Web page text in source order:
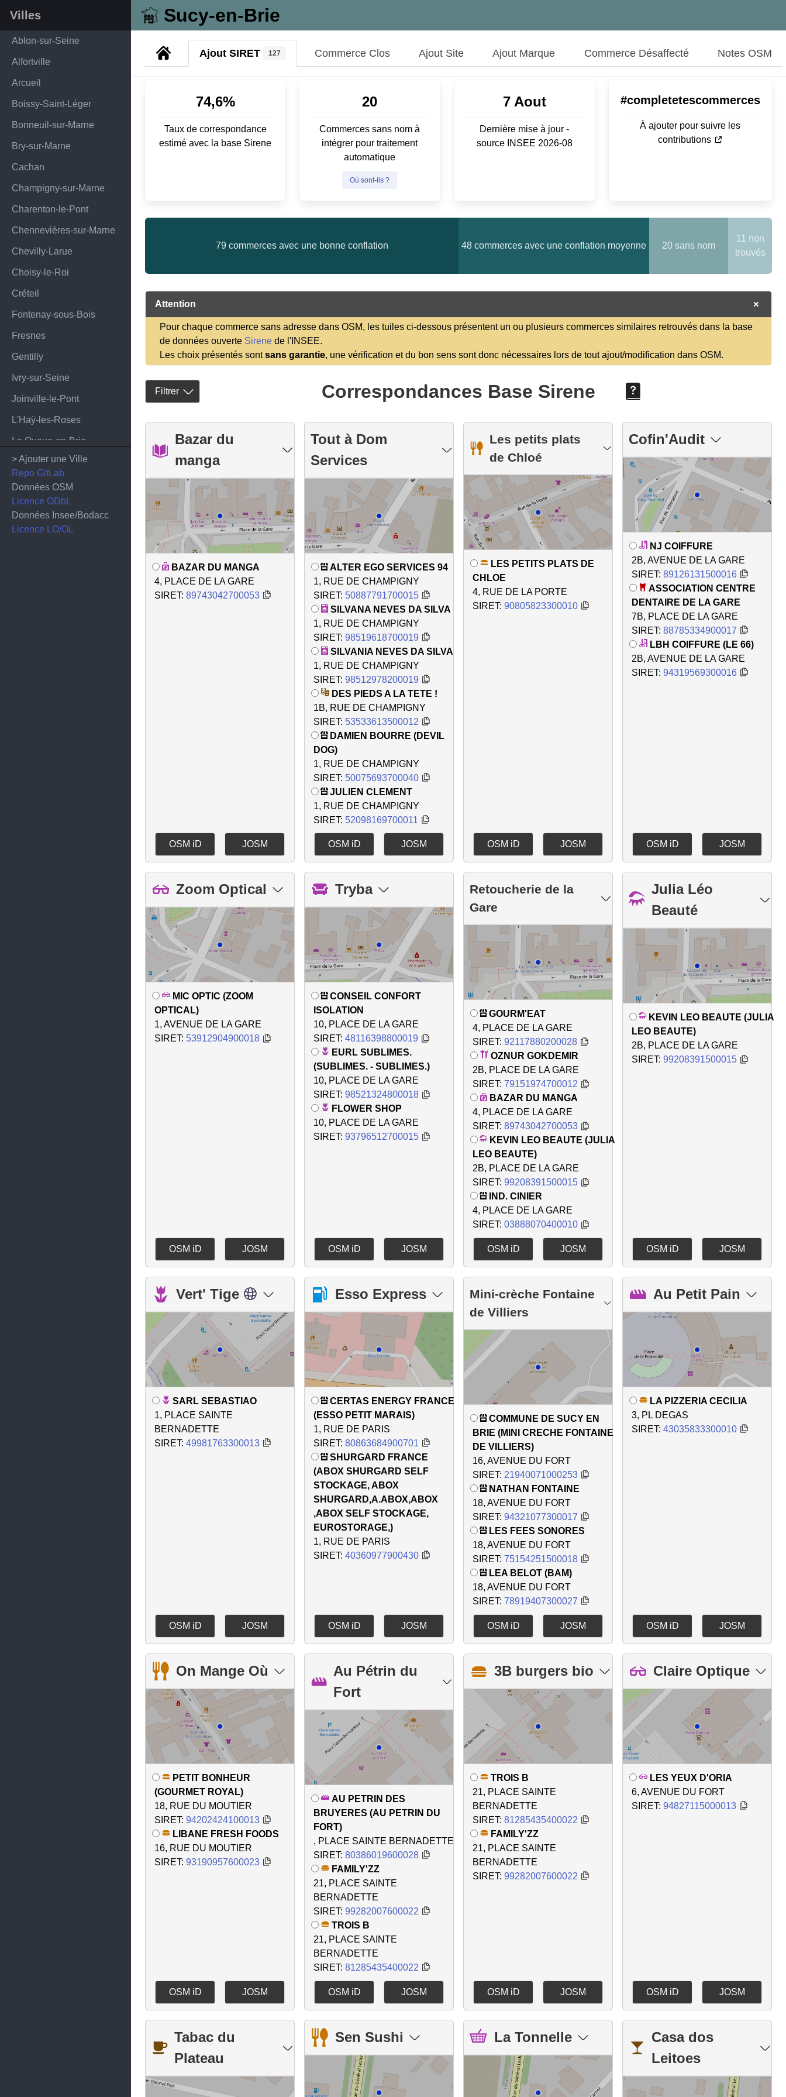
Sucy-en-Brie
Villes
Ablon-sur-Seine
Alfortville
Arcueil
Boissy-Saint-Léger
Bonneuil-sur-Marne
Bry-sur-Marne
Cachan
Champigny-sur-Marne
Charenton-le-Pont
Chennevières-sur-Marne
Chevilly-Larue
Choisy-le-Roi
Créteil
Fontenay-sous-Bois
Fresnes
Gentilly
Ivry-sur-Seine
Joinville-le-Pont
L'Haÿ-les-Roses
La Queue-en-Brie
Le Kremlin-Bicêtre
Le Perreux-sur-Marne
Le Plessis-Trévise
Limeil-Brévannes
> Ajouter une Ville
Repo GitLab
Données OSM
Licence ODbL
Données Insee/Bodacc
Licence LO/OL
Ajout SIRET 127 Commerce Clos Ajout Site Ajout Marque Commerce Désaffecté Notes OSM
74,6%
Taux de correspondance
estimé avec la base Sirene
20
Commerces sans nom à
intégrer pour traitement
automatique
Où sont-ils ?
7 Aout
Dernière mise à jour -
source INSEE 2026-08
#completetescommerces
À ajouter pour suivre les
contributions
79 commerces avec une bonne conflation 48 commerces avec une conflation moyenne 20 sans nom
11 non
trouvés
Attention
Pour chaque commerce sans adresse dans OSM, les tuiles ci-dessous présentent un ou plusieurs commerces similaires retrouvés dans la base
de données ouverte Sirene de l'INSEE.
Les choix présentés sontsans garantie, une vérification et du bon sens sont donc nécessaires lors de tout ajout/modification dans OSM.
Filtrer Correspondances Base Sirene
Bazar du
manga
BAZAR DU MANGA
4, PLACE DE LA GARE
SIRET: 89743042700053
OSM iD JOSM
Tout à Dom
Services
ALTER EGO SERVICES 94
1, RUE DE CHAMPIGNY
SIRET: 50887791700015
SILVANA NEVES DA SILVA
1, RUE DE CHAMPIGNY
SIRET: 98519618700019
SILVANIA NEVES DA SILVA
1, RUE DE CHAMPIGNY
SIRET: 98512978200019
DES PIEDS A LA TETE !
1B, RUE DE CHAMPIGNY
SIRET: 53533613500012
DAMIEN BOURRE (DEVIL
DOG)
1, RUE DE CHAMPIGNY
SIRET: 50075693700040
JULIEN CLEMENT
1, RUE DE CHAMPIGNY
SIRET: 52098169700011
OSM iD JOSM
Les petits plats
de Chloé
LES PETITS PLATS DE
CHLOE
4, RUE DE LA PORTE
SIRET: 90805823300010
OSM iD JOSM
Cofin'Audit
NJ COIFFURE
2B, AVENUE DE LA GARE
SIRET: 89126131500016
ASSOCIATION CENTRE
DENTAIRE DE LA GARE
7B, PLACE DE LA GARE
SIRET: 88785334900017
LBH COIFFURE (LE 66)
2B, AVENUE DE LA GARE
SIRET: 94319569300016
OSM iD JOSM
Zoom Optical
MIC OPTIC (ZOOM
OPTICAL)
1, AVENUE DE LA GARE
SIRET: 53912904900018
OSM iD JOSM
Tryba
CONSEIL CONFORT
ISOLATION
10, PLACE DE LA GARE
SIRET: 48116398800019
EURL SUBLIMES.
(SUBLIMES. - SUBLIMES.)
10, PLACE DE LA GARE
SIRET: 98521324800018
FLOWER SHOP
10, PLACE DE LA GARE
SIRET: 93796512700015
OSM iD JOSM
Retoucherie de la
Gare
GOURM'EAT
4, PLACE DE LA GARE
SIRET: 92117880200028
OZNUR GOKDEMIR
2B, PLACE DE LA GARE
SIRET: 79151974700012
BAZAR DU MANGA
4, PLACE DE LA GARE
SIRET: 89743042700053
KEVIN LEO BEAUTE (JULIA
LEO BEAUTE)
2B, PLACE DE LA GARE
SIRET: 99208391500015
IND. CINIER
4, PLACE DE LA GARE
SIRET: 03888070400010
OSM iD JOSM
Julia Léo
Beauté
KEVIN LEO BEAUTE (JULIA
LEO BEAUTE)
2B, PLACE DE LA GARE
SIRET: 99208391500015
OSM iD JOSM
Vert' Tige
SARL SEBASTIAO
1, PLACE SAINTE
BERNADETTE
SIRET: 49981763300013
OSM iD JOSM
Esso Express
CERTAS ENERGY FRANCE
(ESSO PETIT MARAIS)
1, RUE DE PARIS
SIRET: 80863684900701
SHURGARD FRANCE
(ABOX SHURGARD SELF
STOCKAGE, ABOX
SHURGARD,A.ABOX,ABOX
,ABOX SELF STOCKAGE,
EUROSTORAGE,)
1, RUE DE PARIS
SIRET: 40360977900430
OSM iD JOSM
Mini-crèche Fontaine
de Villiers
COMMUNE DE SUCY EN
BRIE (MINI CRECHE FONTAINE
DE VILLIERS)
16, AVENUE DU FORT
SIRET: 21940071000253
NATHAN FONTAINE
18, AVENUE DU FORT
SIRET: 94321077300017
LES FEES SONORES
18, AVENUE DU FORT
SIRET: 75154251500018
LEA BELOT (BAM)
18, AVENUE DU FORT
SIRET: 78919407300027
OSM iD JOSM
Au Petit Pain
LA PIZZERIA CECILIA
3, PL DEGAS
SIRET: 43035833300010
OSM iD JOSM
On Mange Où
PETIT BONHEUR
(GOURMET ROYAL)
18, RUE DU MOUTIER
SIRET: 94202424100013
LIBANE FRESH FOODS
16, RUE DU MOUTIER
SIRET: 93190957600023
OSM iD JOSM
Au Pétrin du
Fort
AU PETRIN DES
BRUYERES (AU PETRIN DU
FORT)
, PLACE SAINTE BERNADETTE
SIRET: 80386019600028
FAMILY'ZZ
21, PLACE SAINTE
BERNADETTE
SIRET: 99282007600022
TROIS B
21, PLACE SAINTE
BERNADETTE
SIRET: 81285435400022
OSM iD JOSM
3B burgers bio
TROIS B
21, PLACE SAINTE
BERNADETTE
SIRET: 81285435400022
FAMILY'ZZ
21, PLACE SAINTE
BERNADETTE
SIRET: 99282007600022
OSM iD JOSM
Claire Optique
LES YEUX D'ORIA
6, AVENUE DU FORT
SIRET: 94827115000013
OSM iD JOSM
Tabac du
Plateau
Sen Sushi La Tonnelle
Casa dos
Leitoes